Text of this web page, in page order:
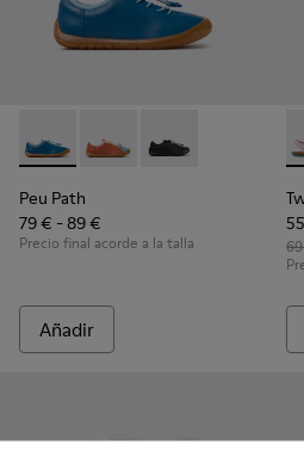
Peu Path - K800707-002 -
Peu Path - K800707-
Peu Path -
Peu Path
79 € - 89 €
Precio final acorde a la talla
Añadir